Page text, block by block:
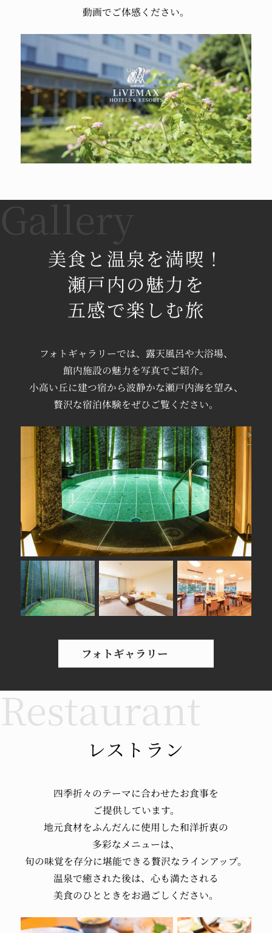
動画でご体感ください。
美食と温泉を満喫！
瀬戸内の魅力を
五感で楽しむ旅
フォトギャラリーでは、 露天風呂や大浴場、
館内施設の魅力を写真でご紹介。
小高い丘に建つ宿から波静かな瀬戸内海を望み、
贅沢な宿泊体験をぜひご覧ください。
フォトギャラリー
レストラン
四季折々のテーマに合わせたお食事を
ご提供しています。
地元食材をふんだんに使用した和洋折衷の
多彩なメニューは、
旬の味覚を存分に堪能できる贅沢なラインアップ。
温泉で癒された後は、 心も満たされる
美食のひとときをお過ごしください。